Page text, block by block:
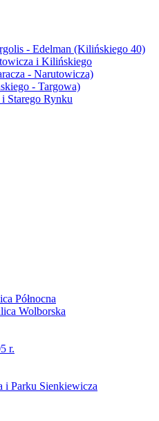
- Edelman (Kilińskiego 40)
i Kilińskiego
- Narutowicza)
- Targowa)
Starego Rynku
Północna
Wolborska
r.
i Parku Sienkiewicza